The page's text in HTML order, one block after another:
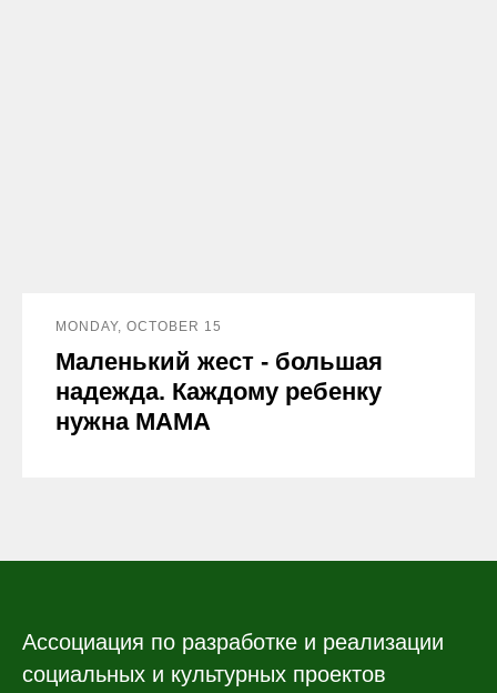
MONDAY, OCTOBER 15
Маленький жест - большая
надежда. Каждому ребенку
нужна МАМА
Ассоциация по разработке и реализации
социальных и культурных проектов